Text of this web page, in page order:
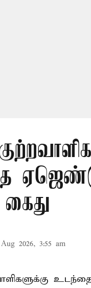
கைது
2026, 3:55 am